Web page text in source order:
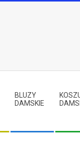
BLUZY
DAMSKIE